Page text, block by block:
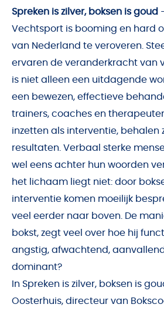
Spreken is zilver, boksen is goud
Vechtsport is booming en hard
van Nederland te veroveren.
ervaren de veranderkracht van
is niet alleen een uitdagende
een bewezen, effectieve
trainers, coaches en
inzetten als interventie, behalen
resultaten. Verbaal sterke
wel eens achter hun woorden
het lichaam liegt niet: door
interventie komen moeilijk
veel eerder naar boven. De
bokst, zegt veel over hoe hij
angstig, afwachtend,
dominant?
In Spreken is zilver, boksen is
Oosterhuis, directeur van